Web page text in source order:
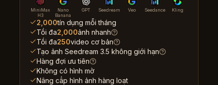
MiniMax
H3
Nano
Banana
GPT Seedream Veo Seedance Kling
2,000tín dụng mỗi tháng
Tối đa2,000ảnh nhanh
Tối đa250video cơ bản
Tạo ảnh Seedream 3.5 không giới hạn
Hàng đợi ưu tiên
Không có hình mờ
Nâng cấp hình ảnh hàng loạt